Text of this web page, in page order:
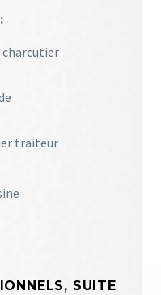
charcutier
traiteur
SUITE